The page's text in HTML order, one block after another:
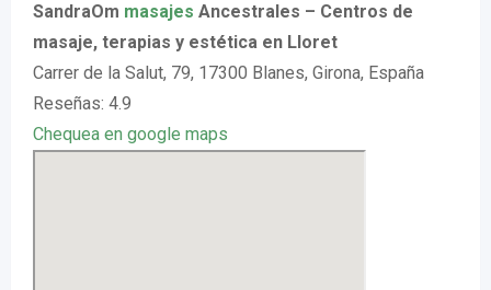
SandraOm masajes Ancestrales – Centros de
masaje, terapias y estética en Lloret
Carrer de la Salut, 79, 17300 Blanes, Girona, España
Reseñas: 4.9
Chequea en google maps